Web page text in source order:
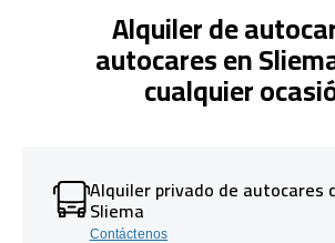
Alquiler de
autocares en
cualquier
Alquiler privado de autocares
Sliema
Contáctenos